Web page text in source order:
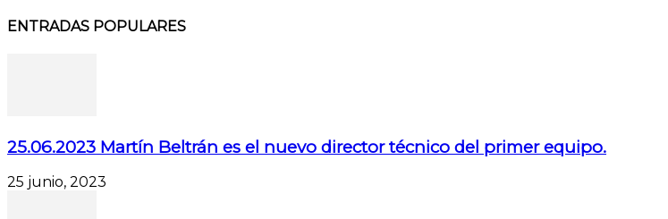
ENTRADAS POPULARES
25.06.2023 Martín Beltrán es el nuevo director técnico del primer equipo.
25 junio, 2023